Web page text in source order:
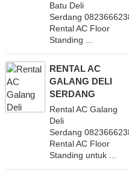
Batu Deli
Serdang
Rental AC Floor
Standing ...
RENTAL AC
GALANG DELI
SERDANG
Rental AC Galang
Deli
Serdang
Rental AC Floor
Standing untuk ...